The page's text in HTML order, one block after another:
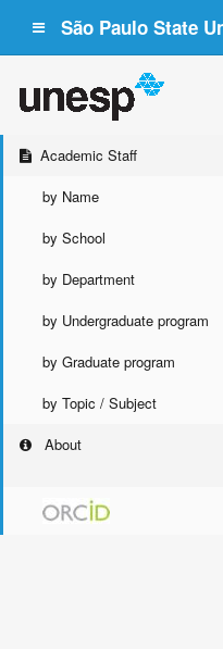
São Paulo State
Academic Staff
by Name
by School
by Department
by Undergraduate program
by Graduate program
by Topic / Subject
About